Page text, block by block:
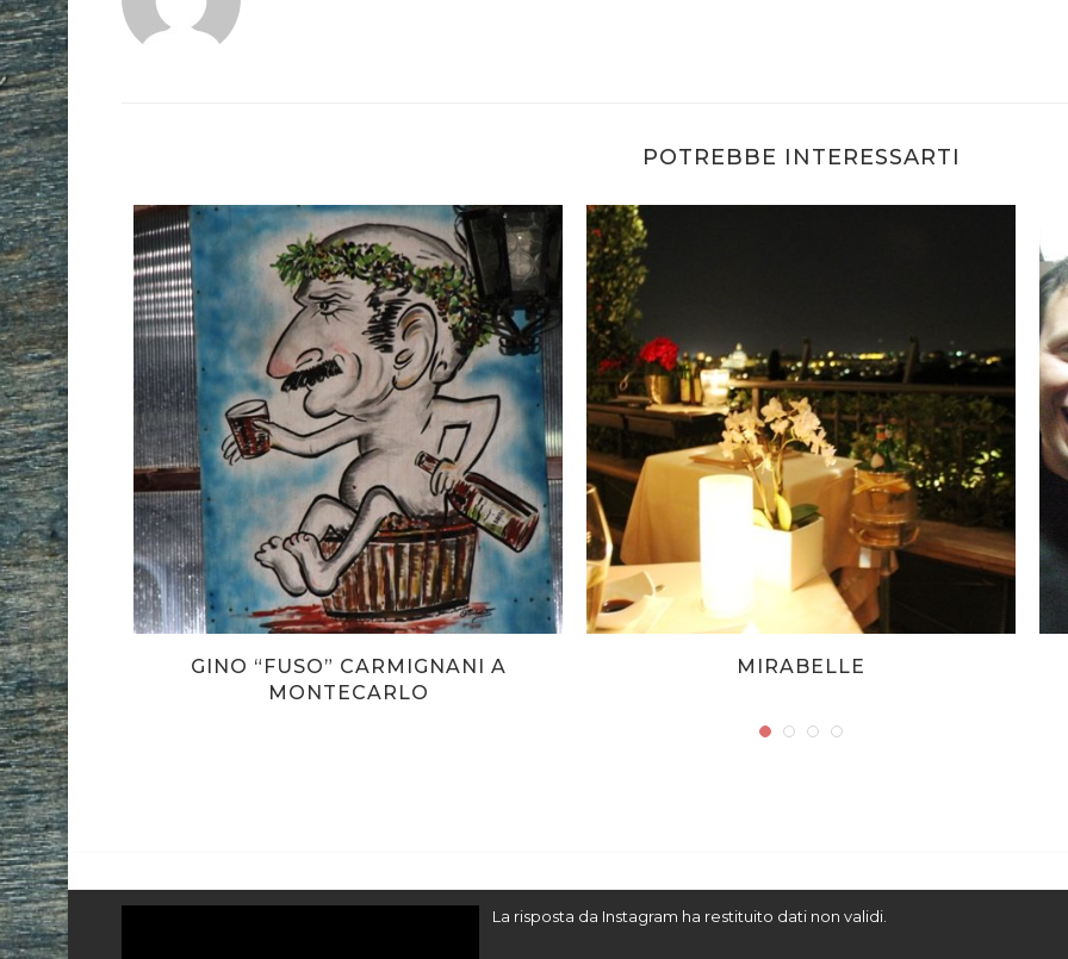
POTREBBE INTERESSARTI
CHE
GINO “FUSO” CARMIGNANI A
MONTECARLO
MIRABELLE
La risposta da Instagram ha restituito dati non validi.